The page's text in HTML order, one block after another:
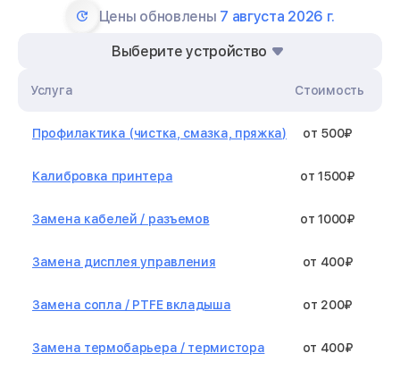
Цены обновлены 7 августа 2026 г.
Выберите устройство
Услуга Стоимость
Профилактика (чистка, смазка, пряжка) от 500₽
Калибровка принтера от 1500₽
Замена кабелей / разъемов от 1000₽
Замена дисплея управления от 400₽
Замена сопла / PTFE вкладыша от 200₽
Замена термобарьера / термистора от 400₽